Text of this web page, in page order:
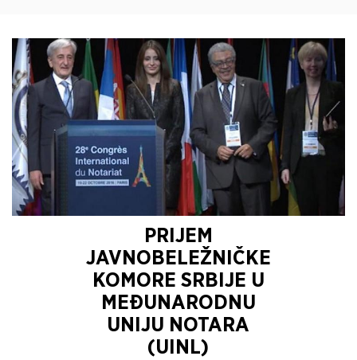
PRIJEM
JAVNOBELEŽNIČKE
KOMORE SRBIJE U
MEĐUNARODNU
UNIJU NOTARA
(UINL)